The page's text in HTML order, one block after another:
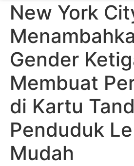
New York
Gender
Membuat
di Kartu
Penduduk
Mudah